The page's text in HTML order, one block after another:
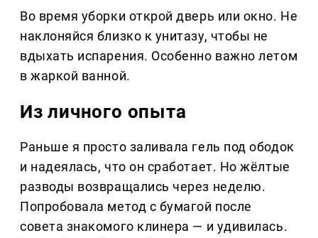
Во время уборки открой дверь или окно. Не
наклоняйся близко к унитазу, чтобы не
вдыхать испарения. Особенно важно летом
в жаркой ванной.
Из личного опыта
Раньше я просто заливала гель под ободок
и надеялась, что он сработает. Но жёлтые
разводы возвращались через неделю.
Попробовала метод с бумагой после
совета знакомого клинера — и удивилась.